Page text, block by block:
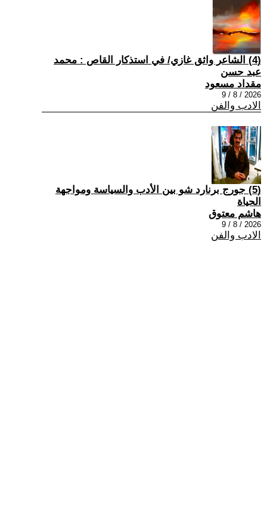
(4) الشاعر واثق غازي/ في استذكار القاص : محمد
عبد حسن
مقداد مسعود
2026 / 8 / 9
الادب والفن
(5) جورج برنارد شو بين الأدب والسياسة ومواجهة
الحياة
هاشم معتوق
2026 / 8 / 9
الادب والفن